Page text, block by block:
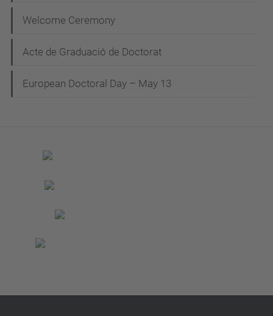
Welcome Ceremony
Acte de Graduació de Doctorat
European Doctoral Day – May 13